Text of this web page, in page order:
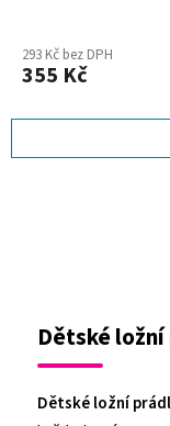
293 Kč bez DPH
355 Kč
Dětské ložní
Dětské ložní